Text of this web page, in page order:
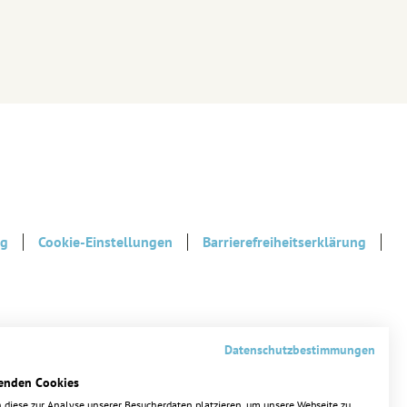
Cookie-Einstellungen
Barrierefreiheitserklärung
Datenschutzbestimmungen
Cookies